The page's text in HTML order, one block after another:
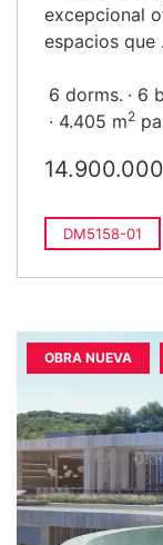
excepcional
espacios que
6 dorms. 6
4.405 m2
DM5158-01
OBRA NUEVA